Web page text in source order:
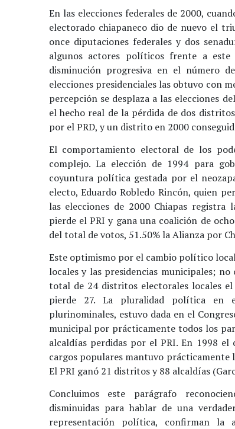
En las elecciones federales de 2000,
electorado chiapaneco dio de nuevo el
once diputaciones federales y dos
algunos actores políticos frente a
disminución progresiva en el número
elecciones presidenciales las obtuvo con
percepción se desplaza a las elecciones
el hecho real de la pérdida de dos
por el PRD, y un distrito en 2000
El comportamiento electoral de los
complejo. La elección de 1994 para
coyuntura política gestada por el
electo, Eduardo Robledo Rincón, quien
las elecciones de 2000 Chiapas
pierde el PRI y gana una coalición de
del total de votos, 51.50% la Alianza por
Este optimismo por el cambio político
locales y las presidencias municipales;
total de 24 distritos electorales locales
pierde 27. La pluralidad política en
plurinominales, estuvo dada en el
municipal por prácticamente todos los
alcaldías perdidas por el PRI. En 1998
cargos populares mantuvo prácticamente
El PRI ganó 21 distritos y 88 alcaldías
Concluimos este parágrafo
disminuidas para hablar de una
representación política, confirman